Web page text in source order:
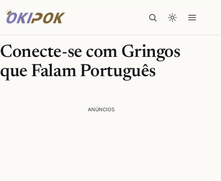
Conecte-se com Gringos
que Falam Português
ANÚNCIOS